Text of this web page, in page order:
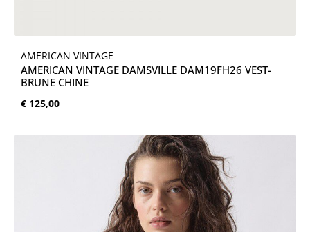
AMERICAN VINTAGE
AMERICAN VINTAGE DAMSVILLE DAM19FH26 VEST-
BRUNE CHINE
Normale prijs:
€ 125,00